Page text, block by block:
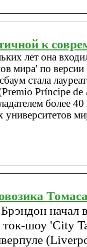
к
лет она
мира' по
стала
Príncipe de
более
университетов
начал
ток-шоу 'City